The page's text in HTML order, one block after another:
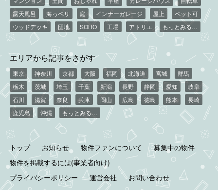
露天風呂
海っペリ 庭 インナーガレージ 屋上
ペット可
ウッドデッキ
団地 SOHO 工場 アトリエ もっとみる…
エリアから記事をさがす
東京 神奈川 京都 大阪 福岡 北海道 宮城
群馬
栃木
茨城 埼玉 千葉 新潟 長野 静岡 愛知
岐阜
石川
滋賀 奈良 兵庫 岡山 広島 徳島 熊本
長崎
鹿児島
沖縄 もっとみる…
トップ お知らせ 物件ファンについて
募集中の物件
物件を掲載するには(事業者向け)
プライバシーポリシー
運営会社 お問い合わせ